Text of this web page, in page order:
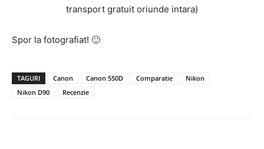
transport gratuit oriunde intara)
Spor la fotografiat! 🙂
TAGURI Canon Canon 550D Comparatie
Nikon
Nikon D90
Recenzie